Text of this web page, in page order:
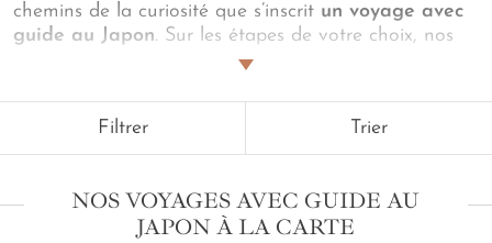
chemins de la curiosité que s’inscrit un voyage avec
guide au Japon. Sur les étapes de votre choix, nos
Travel Planners experts del'archipel nippon
femmes passionnées. Pour explorer un quartier, pour
comprendre une cérémonie du thé. Pour vous
montrer la voie, pour apprendre à faire la différence
habituellement closes, pour voir la beauté en toute
chose. Briefés au préalable par notre service
Filtrer Trier
NOS VOYAGES AVEC GUIDE AU
JAPON À LA CARTE